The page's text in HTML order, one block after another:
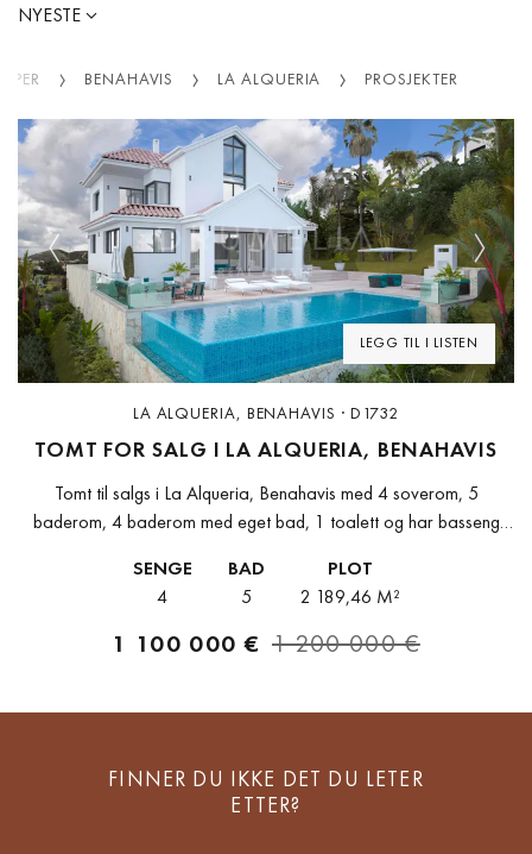
NYESTE
BENAHAVIS LA ALQUERIA PROSJEKTER
LEGG TIL I LISTEN
Previous Next
LA ALQUERIA, BENAHAVIS · D1732
TOMT FOR SALG I LA ALQUERIA, BENAHAVIS
Tomt til salgs i La Alqueria, Benahavis med 4 soverom, 5
baderom, 4 baderom med eget bad, 1 toalett og har basseng
SENGE
4
BAD
5
PLOT
2 189,46 M²
1 100 000 € 1 200 000 €
FINNER DU IKKE DET DU LETER
ETTER?